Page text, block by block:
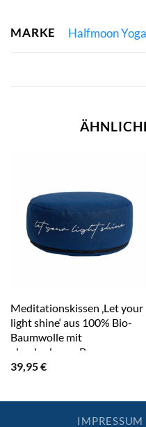
MARKE Halfmoon Yoga
Meditationskissen ‚Let your
light shine‘ aus 100% Bio-
Baumwolle mit
abnehmbaren Bezug
39,95€
IMPRESSUM